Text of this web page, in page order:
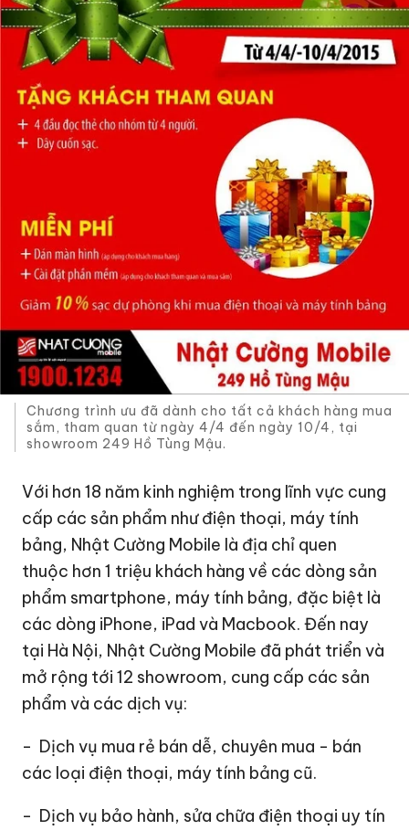
Chương trình ưu đã dành cho tất cả khách hàng mua
sắm, tham quan từ ngày 4/4 đến ngày 10/4, tại
showroom 249 Hồ Tùng Mậu.
Với hơn 18 năm kinh nghiệm trong lĩnh vực cung
cấp các sản phẩm như điện thoại, máy tính
bảng, Nhật Cường Mobile là địa chỉ quen
thuộc hơn 1 triệu khách hàng về các dòng sản
phẩm smartphone, máy tính bảng, đặc biệt là
các dòng iPhone, iPad và Macbook. Đến nay
tại Hà Nội, Nhật Cường Mobile đã phát triển và
mở rộng tới 12 showroom, cung cấp các sản
phẩm và các dịch vụ:
- Dịch vụ mua rẻ bán dễ, chuyên mua - bán
các loại điện thoại, máy tính bảng cũ.
- Dịch vụ bảo hành, sửa chữa điện thoại uy tín